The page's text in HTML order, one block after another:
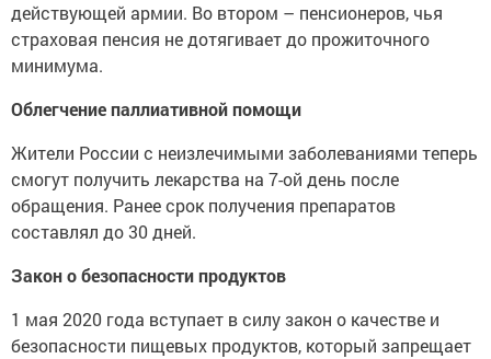
действующей армии. Во втором – пенсионеров, чья
страховая пенсия не дотягивает до прожиточного
минимума.
Облегчение паллиативной помощи
Жители России с неизлечимыми заболеваниями теперь
смогут получить лекарства на 7-ой день после
обращения. Ранее срок получения препаратов
составлял до 30 дней.
Закон о безопасности продуктов
1 мая 2020 года вступает в силу закон о качестве и
безопасности пищевых продуктов, который запрещает